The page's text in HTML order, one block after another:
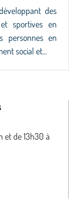
des
sportives en
personnes en
social et...
et de 13h30 à